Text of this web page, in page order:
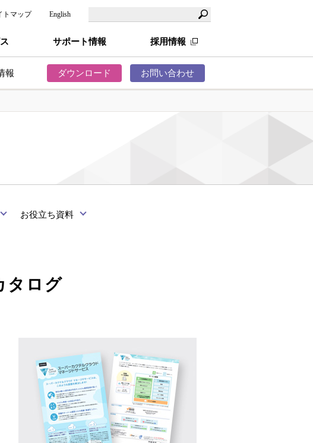
トマップ English
サポート情報 採用情報
レス化・自動化
報 ダウンロード お問い合わせ
お役立ち資料
タログ